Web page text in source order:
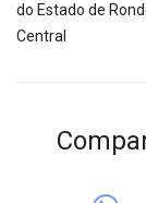
do Estado de
Central